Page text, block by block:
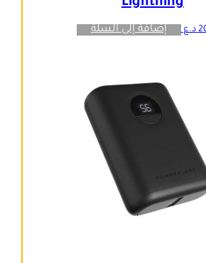
د.ع إضافة إلى السلة